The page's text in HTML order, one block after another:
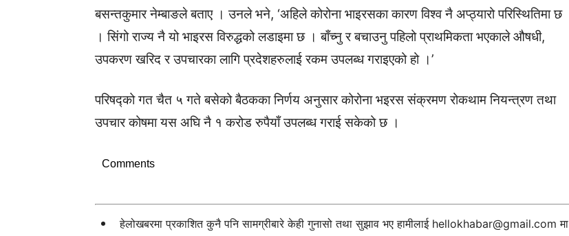
बसन्तकुमार नेम्बाङले बताए । उनले भने, ‘अहिले कोरोना भाइरसका कारण विश्व नै अप्ठ्यारो परिस्थितिमा छ
। सिंगो राज्य नै यो भाइरस विरुद्धको लडाइमा छ । बाँच्नु र बचाउनु पहिलो प्राथमिकता भएकाले औषधी,
उपकरण खरिद र उपचारका लागि प्रदेशहरुलाई रकम उपलब्ध गराइएको हो ।’
परिषद्को गत चैत ५ गते बसेको बैठकका निर्णय अनुसार कोरोना भइरस संक्रमण रोकथाम नियन्त्रण तथा
उपचार कोषमा यस अघि नै १ करोड रुपैयाँ उपलब्ध गराई सकेको छ ।
Comments
हेलोखबरमा प्रकाशित कुनै पनि सामग्रीबारे केही गुनासो तथा सुझाव भए हामीलाई hellokhabar@gmail.com मा